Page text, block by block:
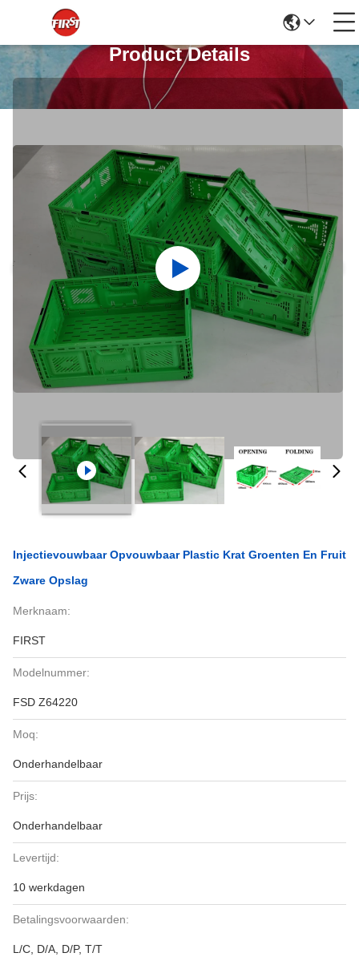
Product Details
Injectievouwbaar Opvouwbaar Plastic Krat Groenten En Fruit
Zware Opslag
Merknaam:
FIRST
Modelnummer:
FSD Z64220
Moq:
Onderhandelbaar
Prijs:
Onderhandelbaar
Levertijd:
10 werkdagen
Betalingsvoorwaarden:
L/C, D/A, D/P, T/T